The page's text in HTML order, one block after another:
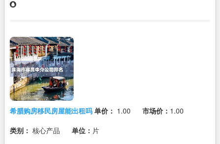
希腊购房移民房屋能出租吗 单价： 1.00 市场价： 1.00
类别： 核心产品 单位： 片